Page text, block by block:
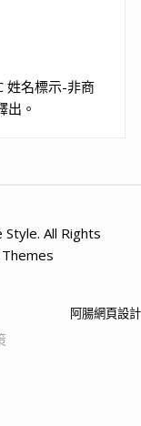
姓名標示-非商
出。
All Rights
阿腸網頁設計